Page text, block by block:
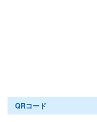
QRコード